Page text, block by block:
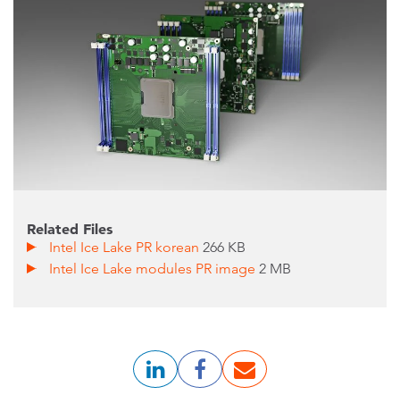
Related Files
Intel Ice Lake PR korean266 KB
Intel Ice Lake modules PR image2 MB